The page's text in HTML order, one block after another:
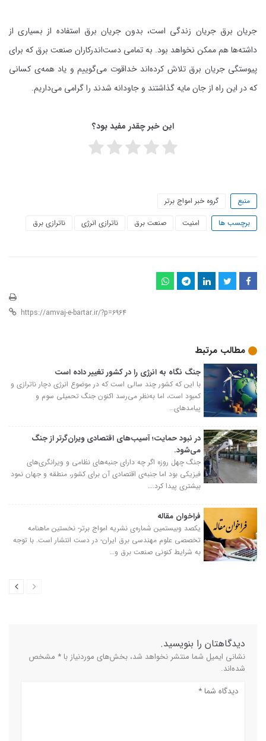
جریان برق جریان زندگی است، بدون جریان برق استفاده از بسیاری از
داشته‌ها هم ممکن نخواهد بود. به تمامی دست‌اندرکاران صنعت برق که برای
پیوستگی جریان برق تلاش کرده‌اند خداقوت می‌گوییم و یاد همه‌ی کسانی
که در این راه از جان مایه‌ گذاشتند و جاودانه شدند را گرامی می‌داریم.
این خبر چقدر مفید بود؟
منبع
گروه خبر امواج برتر
برچسب ها
امنیت صنعت برق ناترازی انرژی ناترازی برق
مطالب مرتبط
جنگ نگاه به انرژی را در کشور تغییر داده است
با این که کشور چند سالی است که در موضوع انرژی دچار ناترازی و
کمبود است، اما به‌نظر می‌رسد اکنون جنگ تحمیلی سوم و
پیامدهای…
در نبود حمایت؛ آسیب‌های اقتصادی ویران‌گرتر از جنگ
می‌شود.
جنگ چهل روزه اگر چه دارای جنبه‌های نظامی و ویرانگری‌های
فیزیکی بود اما جنبه‌ی اقتصادی آن برای کشور، منطقه و جهان نمود
بیشتری پیدا کرد.…
فراخوان مقاله
یکصد وبیستمین شماره‌ی نشریه امواج برتر- نخستین ماهنامه
تخصصی علوم مهندسی برق ایران- در دست انتشار است. با توجه
به شرایط کنونی صنعت برق و…
دیدگاهتان را بنویسید.
نشانی ایمیل شما منتشر نخواهد شد، بخش‌های موردنیاز با * مشخص
شده‌اند.